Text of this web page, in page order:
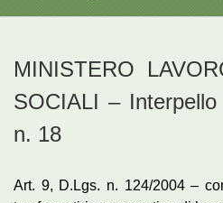
MINISTERO
SOCIALI –
n. 18
Art. 9, D.Lgs. n. 124/2004 –